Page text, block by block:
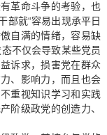
革命斗争的考验，也
部就“容易出现承平日
自满的情绪，容易缺
不仅会导致某些党员
诉求，损害党在群众
、影响力，而且也会
重视知识学习和实践
阶级政党的创造力、